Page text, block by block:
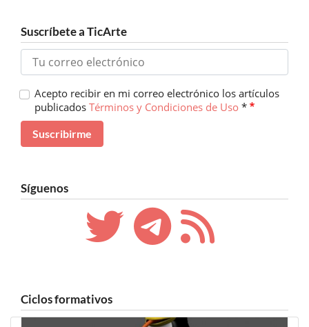
Suscríbete a TicArte
Acepto recibir en mi correo electrónico los artículos
publicados Términos y Condiciones de Uso *
Síguenos
Ciclos formativos